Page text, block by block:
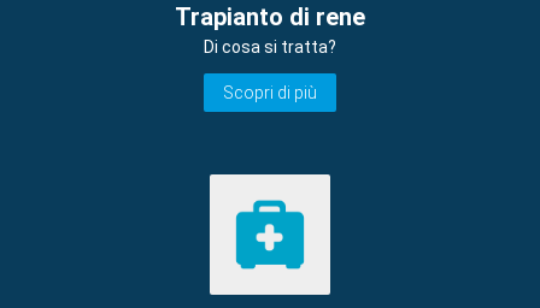
Trapianto di rene
Di cosa si tratta?
Scopri di più